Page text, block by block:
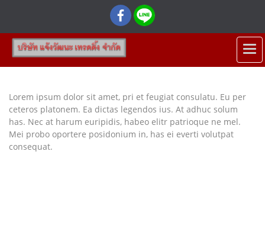
Lorem ipsum dolor sit amet, pri et feugiat consulatu. Eu per
ceteros platonem. Ea dictas legendos ius. At adhuc solum
has. Nec at harum euripidis, habeo elitr patrioque ne mel.
Mei probo oportere posidonium in, has ei everti volutpat
consequat.